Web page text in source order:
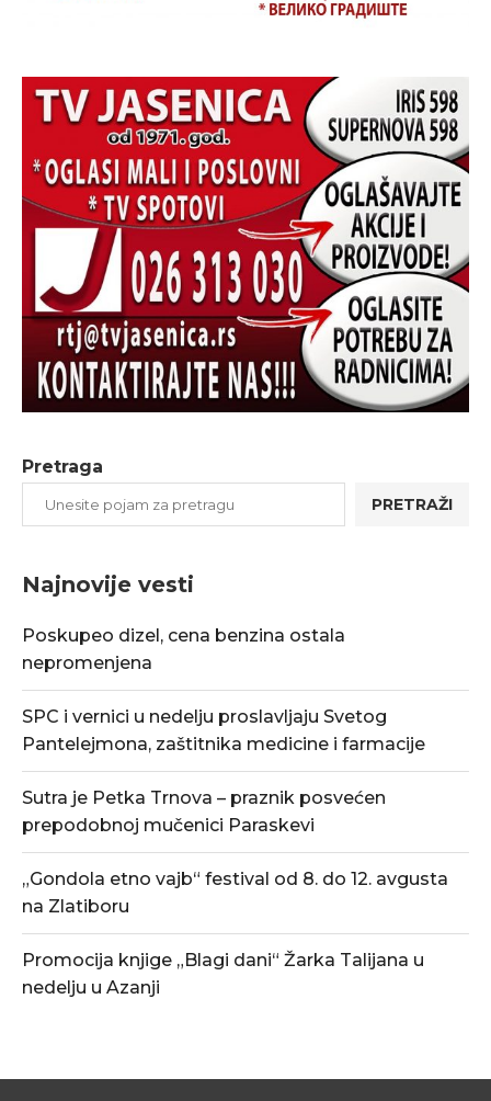
Pretraga
PRETRAŽI
Najnovije vesti
Poskupeo dizel, cena benzina ostala
nepromenjena
SPC i vernici u nedelju proslavljaju Svetog
Pantelejmona, zaštitnika medicine i farmacije
Sutra je Petka Trnova – praznik posvećen
prepodobnoj mučenici Paraskevi
„Gondola etno vajb“ festival od 8. do 12. avgusta
na Zlatiboru
Promocija knjige „Blagi dani“ Žarka Talijana u
nedelju u Azanji